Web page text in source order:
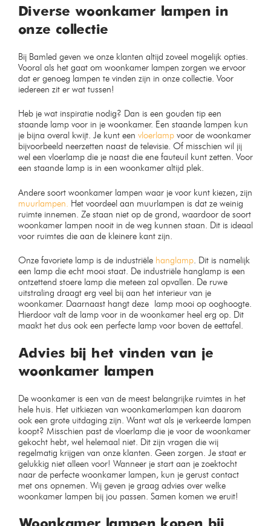
Moderne hanglamp smoked
glas
€89,99 €49,99
wolk lamp 30cm
€84,99 €59,99
hanglamp bamboe 30cm
Op voorraad
€79,99 €69,99
Moderne plafondlamp cirkel
24cm
Uitverkocht
€ 59,99